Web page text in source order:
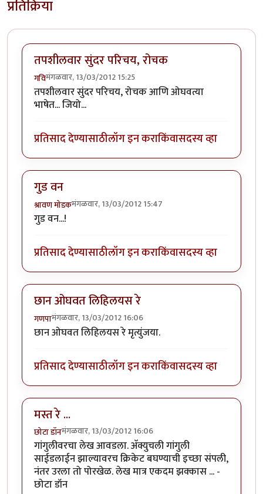
प्रतिक्रिया
तपशीलवार सुंदर परिचय, रोचक
गविमंगळवार, 13/03/2012 15:25
तपशीलवार सुंदर परिचय, रोचक आणि ओघवत्या
भाषेत... जियो...
प्रतिसाद देण्यासाठीलॉग इन कराकिंवासदस्य व्हा
गुड वन
श्रावण मोडकमंगळवार, 13/03/2012 15:47
गुड वन...!
प्रतिसाद देण्यासाठीलॉग इन कराकिंवासदस्य व्हा
छान ओघवत लिहिलयस रे
गणपामंगळवार, 13/03/2012 16:06
छान ओघवत लिहिलयस रे मृत्युंजया.
प्रतिसाद देण्यासाठीलॉग इन कराकिंवासदस्य व्हा
मस्त रे ...
छोटा डॉनमंगळवार, 13/03/2012 16:06
गांगुलीवरचा लेख आवडला. अ‍ॅक्युचली गांगुली
साईडलाईन झाल्यावरच क्रिकेट बघण्याची इच्छा संपली,
नंतर उरला तो पोरखेळ. लेख मात्र एकदम झक्कास ... -
छोटा डॉन